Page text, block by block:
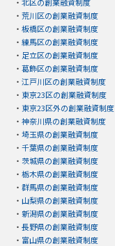
・ 荒川区の創業融資制度
・ 板橋区の創業融資制度
・ 練馬区の創業融資制度
・ 足立区の創業融資制度
・ 葛飾区の創業融資制度
・ 江戸川区の創業融資制度
・ 東京23区の創業融資制度
・ 東京23区外の創業融資制度
・ 神奈川県の創業融資制度
・ 埼玉県の創業融資制度
・ 千葉県の創業融資制度
・ 茨城県の創業融資制度
・ 栃木県の創業融資制度
・ 群馬県の創業融資制度
・ 山梨県の創業融資制度
・ 新潟県の創業融資制度
・ 長野県の創業融資制度
・ 富山県の創業融資制度